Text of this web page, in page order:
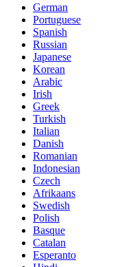
German
Portuguese
Spanish
Russian
Japanese
Korean
Arabic
Irish
Greek
Turkish
Italian
Danish
Romanian
Indonesian
Czech
Afrikaans
Swedish
Polish
Basque
Catalan
Esperanto